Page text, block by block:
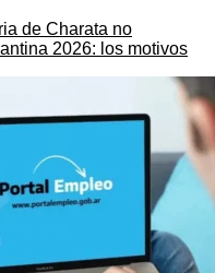
de Charata no
2026: los motivos